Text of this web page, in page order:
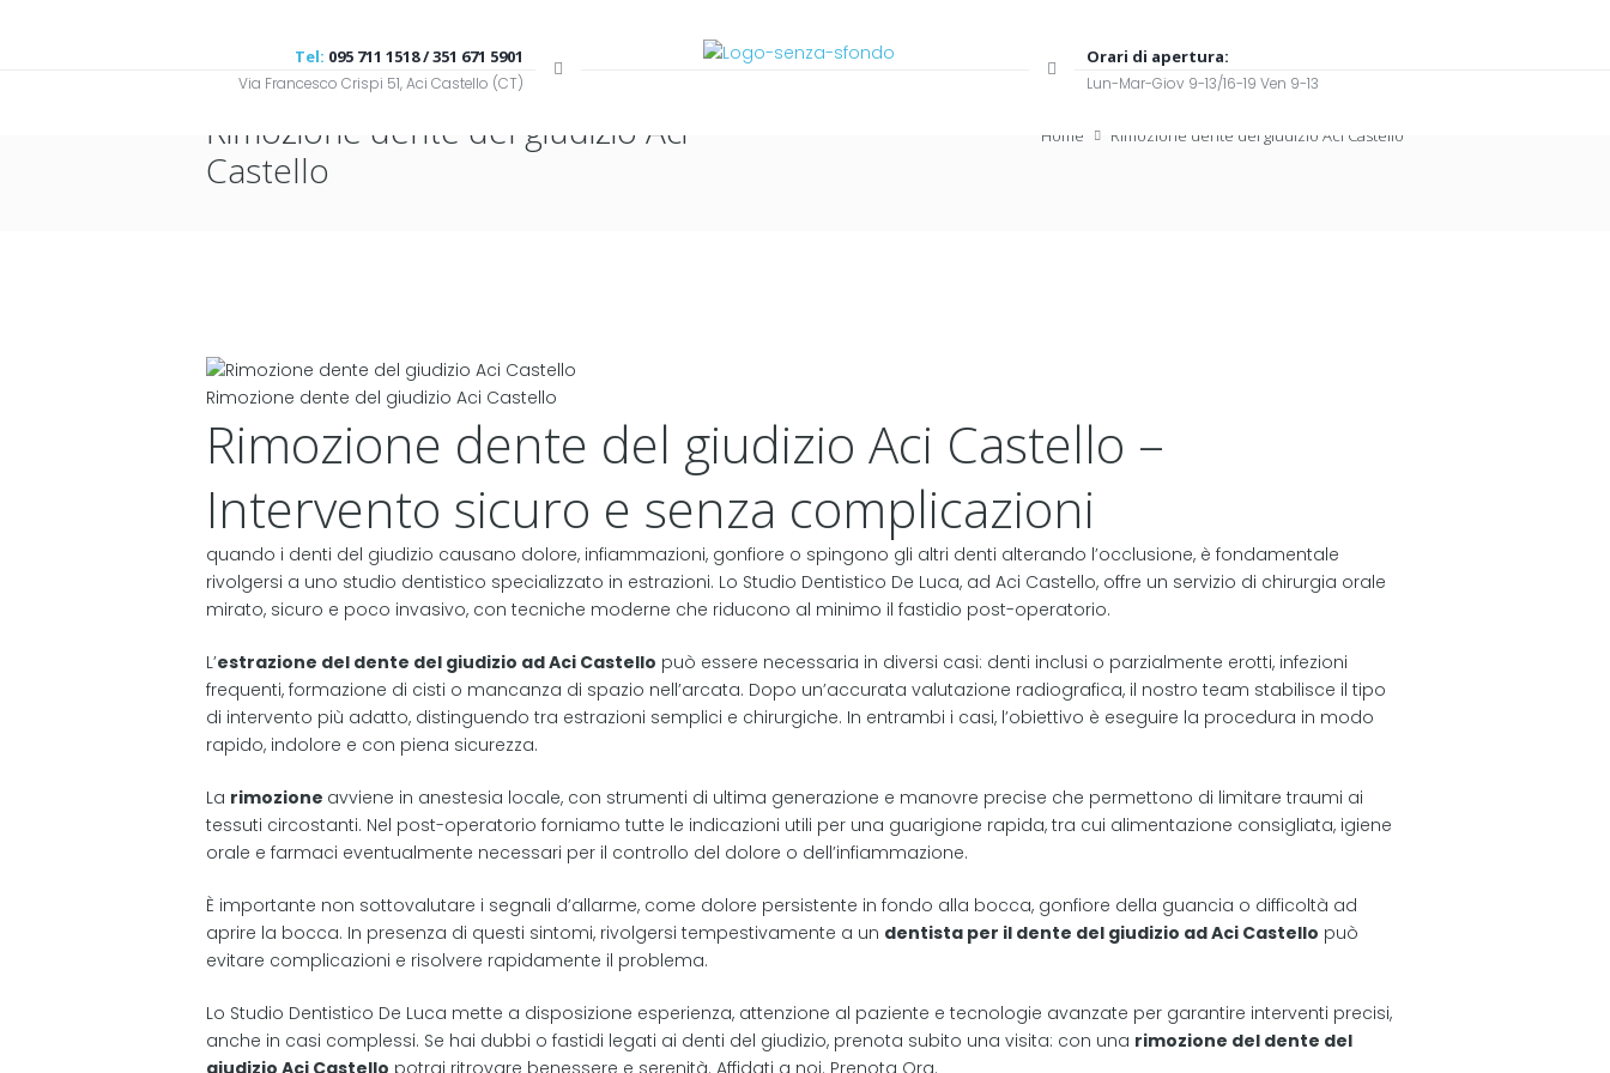
Tel: 095 711 1518 / 351 671 5901
Via Francesco Crispi 51, Aci Castello (CT)
Orari di apertura:
Lun-Mar-Giov 9-13/16-19 Ven 9-13
Rimozione dente del giudizio Aci
Castello
Home Rimozione dente del giudizio Aci Castello
Rimozione dente del giudizio Aci Castello
Rimozione dente del giudizio Aci Castello –
Intervento sicuro e senza complicazioni
quando i denti del giudizio causano dolore, infiammazioni, gonfiore o spingono gli altri denti alterando l’occlusione, è fondamentale
rivolgersi a uno studio dentistico specializzato in estrazioni. Lo Studio Dentistico De Luca, ad Aci Castello, offre un servizio di chirurgia orale
mirato, sicuro e poco invasivo, con tecniche moderne che riducono al minimo il fastidio post-operatorio.
L’estrazione del dente del giudizio ad Aci Castello può essere necessaria in diversi casi: denti inclusi o parzialmente erotti, infezioni
frequenti, formazione di cisti o mancanza di spazio nell’arcata. Dopo un’accurata valutazione radiografica, il nostro team stabilisce il tipo
di intervento più adatto, distinguendo tra estrazioni semplici e chirurgiche. In entrambi i casi, l’obiettivo è eseguire la procedura in modo
rapido, indolore e con piena sicurezza.
La rimozione avviene in anestesia locale, con strumenti di ultima generazione e manovre precise che permettono di limitare traumi ai
tessuti circostanti. Nel post-operatorio forniamo tutte le indicazioni utili per una guarigione rapida, tra cui alimentazione consigliata, igiene
orale e farmaci eventualmente necessari per il controllo del dolore o dell’infiammazione.
È importante non sottovalutare i segnali d’allarme, come dolore persistente in fondo alla bocca, gonfiore della guancia o difficoltà ad
aprire la bocca. In presenza di questi sintomi, rivolgersi tempestivamente a un dentista per il dente del giudizio ad Aci Castello può
evitare complicazioni e risolvere rapidamente il problema.
Lo Studio Dentistico De Luca mette a disposizione esperienza, attenzione al paziente e tecnologie avanzate per garantire interventi precisi,
anche in casi complessi. Se hai dubbi o fastidi legati ai denti del giudizio, prenota subito una visita: con una rimozione del dente del
giudizio Aci Castello potrai ritrovare benessere e serenità. Affidati a noi. Prenota Ora.